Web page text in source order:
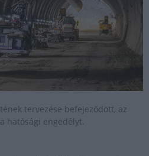
tervezése befejeződött, az
hatósági engedélyt.